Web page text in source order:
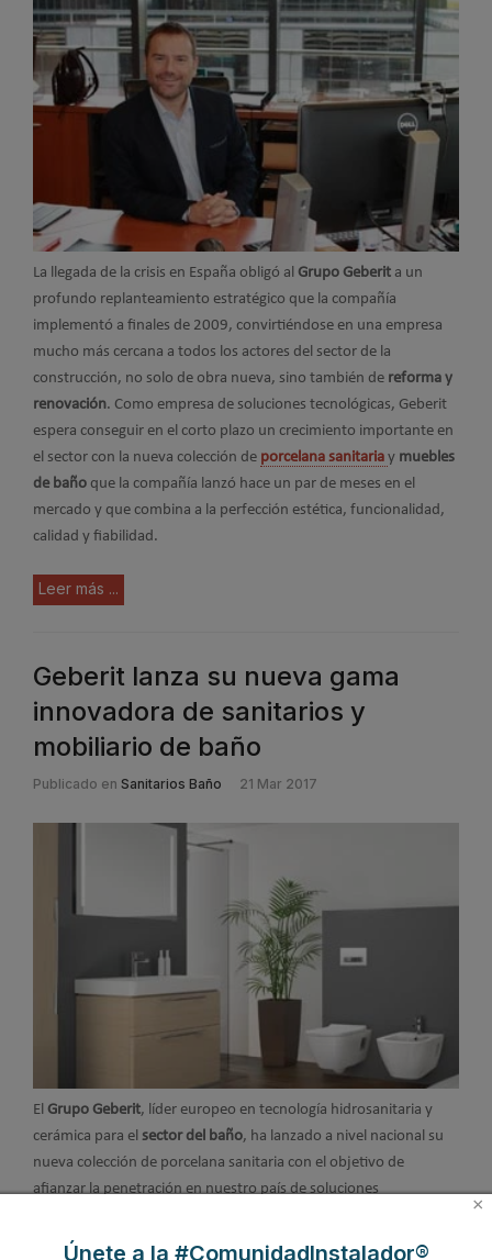
La llegada de la crisis en España obligó al Grupo Geberit a un
profundo replanteamiento estratégico que la compañía
implementó a finales de 2009, convirtiéndose en una empresa
mucho más cercana a todos los actores del sector de la
construcción, no solo de obra nueva, sino también de reforma y
renovación. Como empresa de soluciones tecnológicas, Geberit
espera conseguir en el corto plazo un crecimiento importante en
el sector con la nueva colección de porcelana sanitaria y muebles
de baño que la compañía lanzó hace un par de meses en el
mercado y que combina a la perfección estética, funcionalidad,
calidad y fiabilidad.
Leer más ...
Geberit lanza su nueva gama
innovadora de sanitarios y
mobiliario de baño
Publicado en Sanitarios Baño 21 Mar 2017
El Grupo Geberit, líder europeo en tecnología hidrosanitaria y
cerámica para el sector del baño, ha lanzado a nivel nacional su
nueva colección de porcelana sanitaria con el objetivo de
afianzar la penetración en nuestro país de soluciones
totalmente innovadoras, fabricadas íntegramente en Europa,
×
Únete a la #ComunidadInstalador®